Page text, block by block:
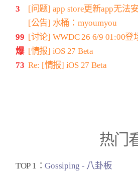
3
[问题] app store更新app无法
[公告] 水桶：myoumyou
99 [讨论] WWDC 26 6/9 01:00登
爆 [情报] iOS 27 Beta
73 Re: [情报] iOS 27 Beta
热门
TOP 1：Gossiping - 八卦板